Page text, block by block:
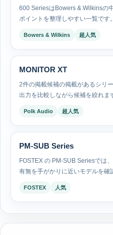
600 SeriesはBowers & Wilkinsの
ポイントを整理しやすい一覧です。
Bowers & Wilkins 超人気
MONITOR XT
2件の掲載候補の掲載があるシリ
出力を比較しながら候補を絞れま
Polk Audio 超人気
PM-SUB Series
FOSTEX の PM-SUB Seriesでは
有無を手がかりに近いモデルを確
FOSTEX 人気